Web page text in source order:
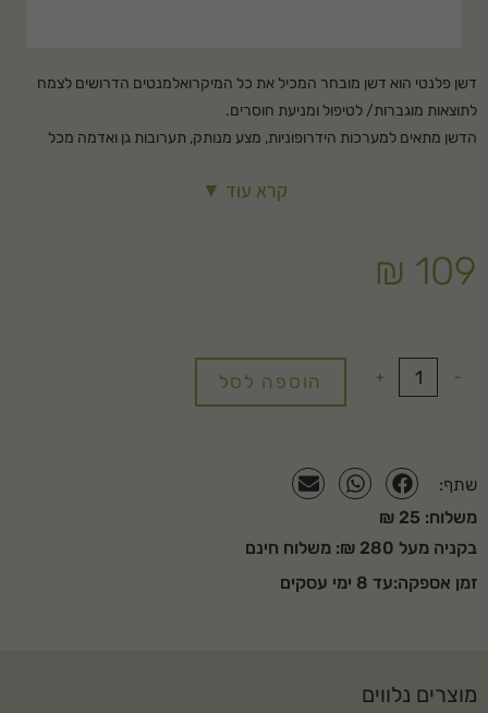
דשן פלנטי הוא דשן מובחר המכיל את כל המיקרואלמנטים הדרושים לצמח
לתוצאות מוגברות/ לטיפול ומניעת חוסרים.
הדשן מתאים למערכות הידרופוניות, מצע מנותק, תערובות גן ואדמה מכל
ברזל וחומרי הזנה ברמת המיקרו (TA) בציפוי כילאט. הדשן משמש למניעה /או
לצמח על מנת לשגשג ולהתגבר על קשיים שונים. השימוש בו מאפשר לצמח
קרא עוד ▼
₪ 109
-
+ הוספה לסל
שתף:
משלוח: 25 ₪
בקניה מעל 280 ₪: משלוח חינם
זמן אספקה:עד 8 ימי עסקים
מוצרים נלווים